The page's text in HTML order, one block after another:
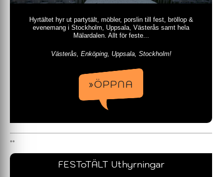
Hyrtältet hyr ut partytält, möbler, porslin till fest, bröllop &
evenemang i Stockholm, Uppsala, Västerås samt hela
Mälardalen. Allt för feste...
Västerås, Enköping, Uppsala, Stockholm!
»ÖPPNA
FESToTÄLT Uthyrningar